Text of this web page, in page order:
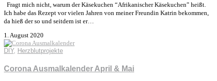
Fragt mich nicht, warum der Käsekuchen “Afrikanischer Käsekuchen” heißt.
Ich habe das Rezept vor vielen Jahren von meiner Freundin Katrin bekommen,
da hieß der so und seitdem ist er…
1. August 2020
DIY, Herzblutprojekte
Corona Ausmalkalender April & Mai